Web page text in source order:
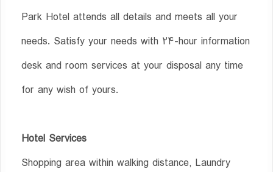
Park Hotel attends all details and meets all your
needs. Satisfy your needs with 24-hour information
desk and room services at your disposal any time
for any wish of yours.
Hotel Services
Shopping area within walking distance, Laundry